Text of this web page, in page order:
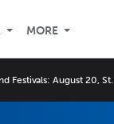
MORE
Festivals: August 20,